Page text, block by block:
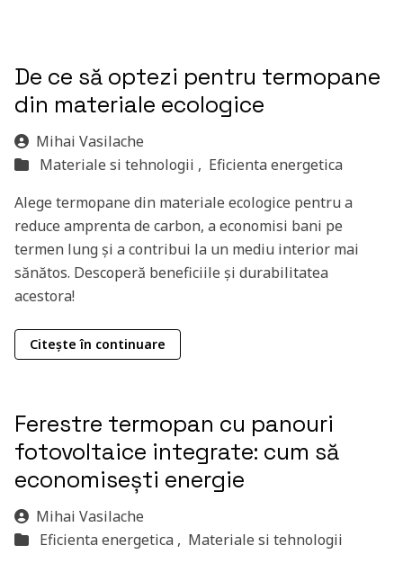
De ce să optezi pentru termopane
din materiale ecologice
Mihai Vasilache
Materiale si tehnologii , Eficienta energetica
Alege termopane din materiale ecologice pentru a
reduce amprenta de carbon, a economisi bani pe
termen lung și a contribui la un mediu interior mai
sănătos. Descoperă beneficiile și durabilitatea
acestora!
Citește în continuare
Ferestre termopan cu panouri
fotovoltaice integrate: cum să
economisești energie
Mihai Vasilache
Eficienta energetica , Materiale si tehnologii